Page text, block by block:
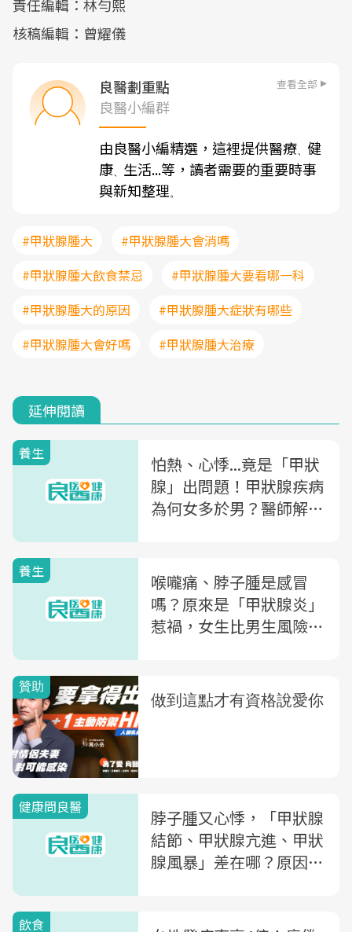
責任編輯：林勻熙
核稿編輯：曾耀儀
良醫劃重點 查看全部
良醫小編群
由良醫小編精選，這裡提供醫療、 健
康、 生活...等，讀者需要的重要時事
與新知整理。
#甲狀腺腫大
#甲狀腺腫大會消嗎
#甲狀腺腫大飲食禁忌
#甲狀腺腫大要看哪一科
#甲狀腺腫大的原因
#甲狀腺腫大症狀有哪些
#甲狀腺腫大會好嗎
#甲狀腺腫大治療
延伸閱讀
養生
怕熱、心悸...竟是「甲狀
腺」出問題！甲狀腺疾病
為何女多於男？醫師解析
養生
喉嚨痛、脖子腫是感冒
嗎？原來是「甲狀腺炎」
惹禍，女生比男生風險高
健康問良醫
脖子腫又心悸，「甲狀腺
結節、甲狀腺亢進、甲狀
腺風暴」差在哪？原因、
飲食